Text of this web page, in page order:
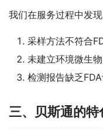
我们在服务过程中发
采样方法不符合
未建立环境微生
检测报告缺乏
三、贝斯通的特